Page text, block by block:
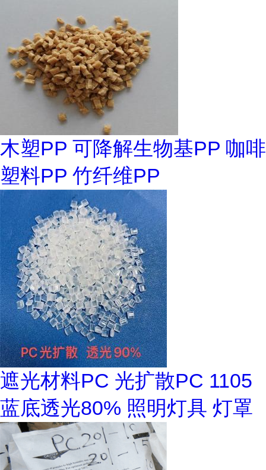
木塑PP 可降解生物基PP 咖啡
塑料PP 竹纤维PP
遮光材料PC 光扩散PC 1105
蓝底透光80% 照明灯具 灯罩